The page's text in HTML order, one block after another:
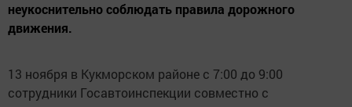
неукоснительно соблюдать правила дорожного
движения.
13 ноября в Кукморском районе с 7:00 до 9:00
сотрудники Госавтоинспекции совместно с